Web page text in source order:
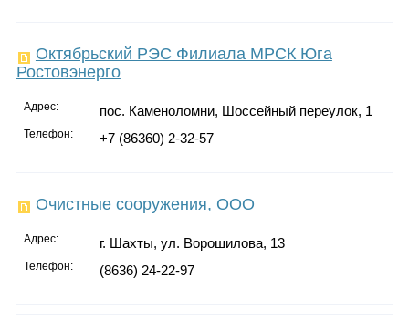
Октябрьский РЭС Филиала МРСК Юга
Ростовэнерго
Адрес: пос. Каменоломни, Шоссейный переулок, 1
Телефон: +7 (86360) 2-32-57
Очистные сооружения, ООО
Адрес: г. Шахты, ул. Ворошилова, 13
Телефон: (8636) 24-22-97